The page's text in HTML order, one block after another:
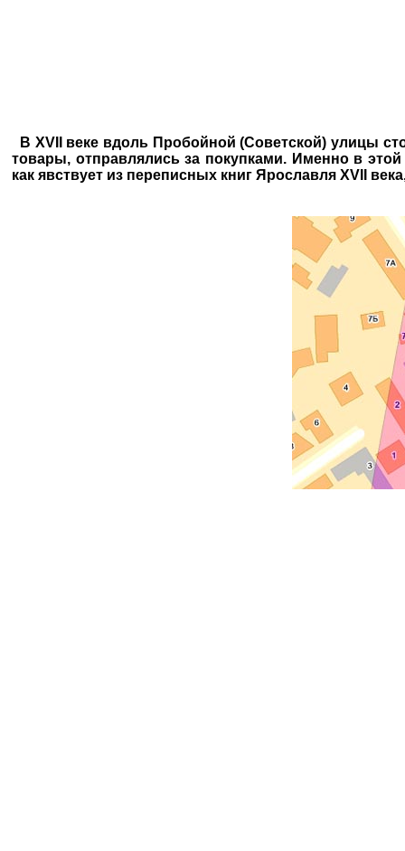
В XVII веке вдоль Пробойной (Советской) улицы
товары, отправлялись за покупками. Именно в
как явствует из переписных книг Ярославля XVII